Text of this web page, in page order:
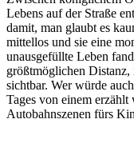
Lebens auf der Straße
damit, man glaubt es
mittellos und sie eine
unausgefüllte Leben
größtmöglichen
sichtbar. Wer würde
Tages von einem erzählt
Autobahnszenen fürs